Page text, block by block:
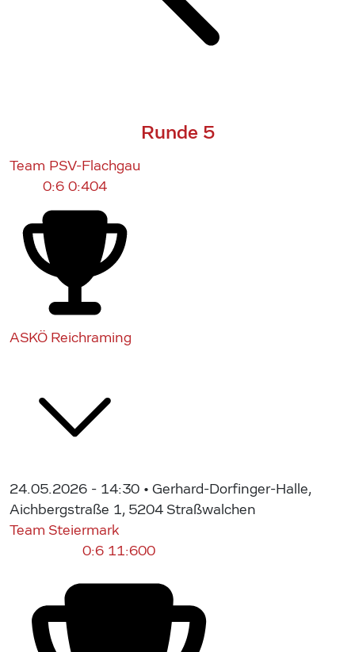
Runde 5
Team PSV-Flachgau
0:6 0:404
ASKÖ Reichraming
24.05.2026 - 14:30 • Gerhard-Dorfinger-Halle,
Aichbergstraße 1, 5204 Straßwalchen
Team Steiermark
0:6 11:600